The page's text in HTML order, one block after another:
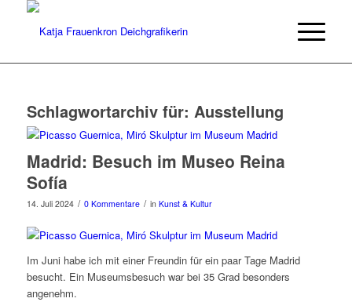
Schlagwortarchiv für: Ausstellung
Madrid: Besuch im Museo Reina
Sofía
14. Juli 2024 / 0 Kommentare / in Kunst & Kultur
Im Juni habe ich mit einer Freundin für ein paar Tage Madrid
besucht. Ein Museumsbesuch war bei 35 Grad besonders
angenehm.